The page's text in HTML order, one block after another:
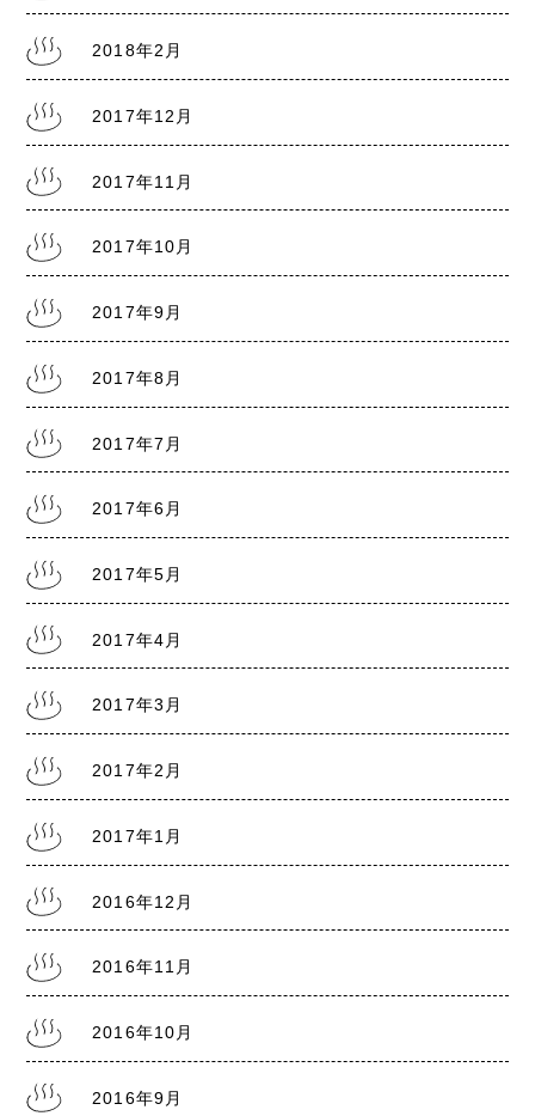
2018年2月
2017年12月
2017年11月
2017年10月
2017年9月
2017年8月
2017年7月
2017年6月
2017年5月
2017年4月
2017年3月
2017年2月
2017年1月
2016年12月
2016年11月
2016年10月
2016年9月